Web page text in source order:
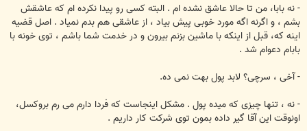
- نه بابا، من تا حالا عاشق نشده ام . البته کسی رو پیدا نکرده ام که عاشقش
بشم ، و اگرنه اگه مورد خوبی پیش بیاد ، از عاشقی هم بدم نمیاد . اصل قضیه
اینه که، قبل از اینکه با ماشین بزنم بیرون و در خدمت شما باشم ، توی خونه با
بابام دعوام شد .
- آخی ، سرچی؟ لابد پول بهت نمی ده.
- نه ، تنها چیزی که میده پول . مشکل اینجاست که فردا دارم می رم بروکسل،
اونوقت این آقا گیر داده بمون توی شرکت کار داریم .